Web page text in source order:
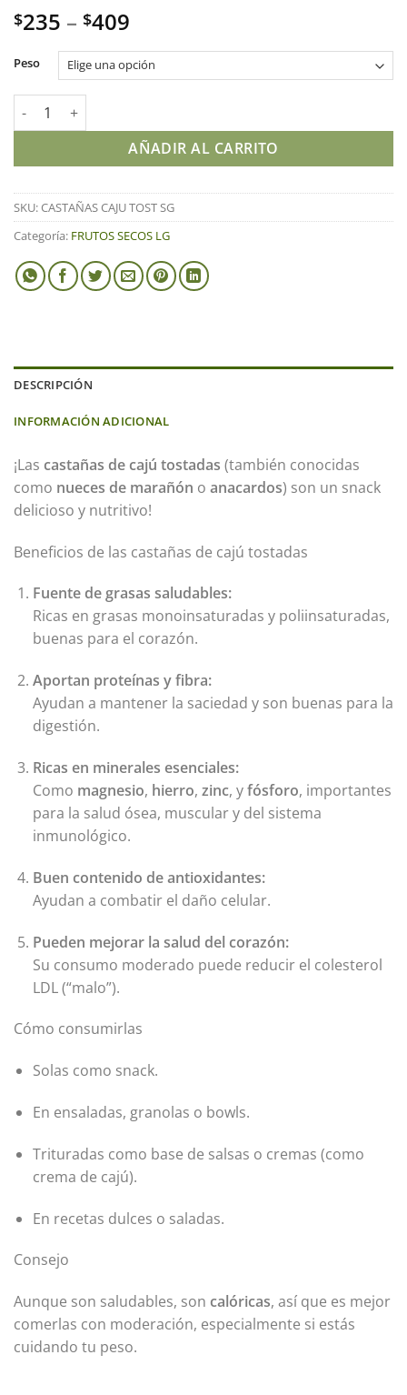
$235 – $409
Peso
CASTAÑAS DE CAJU TOSTADAS S/G cantidad
AÑADIR AL CARRITO
SKU:CASTAÑAS CAJU TOST SG
Categoría: FRUTOS SECOS LG
DESCRIPCIÓN
INFORMACIÓN ADICIONAL
¡Las castañas de cajú tostadas (también conocidas
como nueces de marañón o anacardos) son un snack
delicioso y nutritivo!
Beneficios de las castañas de cajú tostadas
Fuente de grasas saludables:
Ricas en grasas monoinsaturadas y poliinsaturadas,
buenas para el corazón.
Aportan proteínas y fibra:
Ayudan a mantener la saciedad y son buenas para la
digestión.
Ricas en minerales esenciales:
Como magnesio, hierro, zinc, yfósforo, importantes
para la salud ósea, muscular y del sistema
inmunológico.
Buen contenido de antioxidantes:
Ayudan a combatir el daño celular.
Pueden mejorar la salud del corazón:
Su consumo moderado puede reducir el colesterol
LDL (“malo”).
Cómo consumirlas
Solas como snack.
En ensaladas, granolas o bowls.
Trituradas como base de salsas o cremas (como
crema de cajú).
En recetas dulces o saladas.
Consejo
Aunque son saludables, son calóricas, así que es mejor
comerlas con moderación, especialmente si estás
cuidando tu peso.